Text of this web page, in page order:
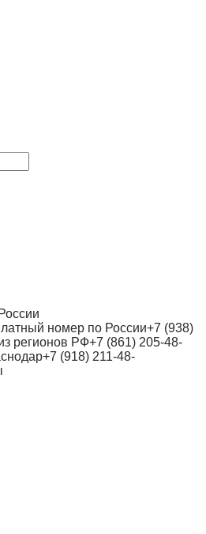
номер по России+7 (938)
регионов РФ+7 (861) 205-48-
+7 (918) 211-48-